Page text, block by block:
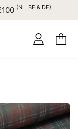
(NL, BE & DE)